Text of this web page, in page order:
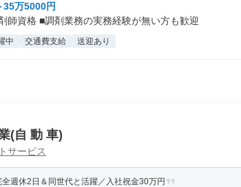
35万5000円
師資格 ■調剤業務の実務経験が無い方も歓迎
中 交通費支給 送迎あり
(自 動 車)
サービス
週休2日＆同世代と活躍／入社祝金30万円